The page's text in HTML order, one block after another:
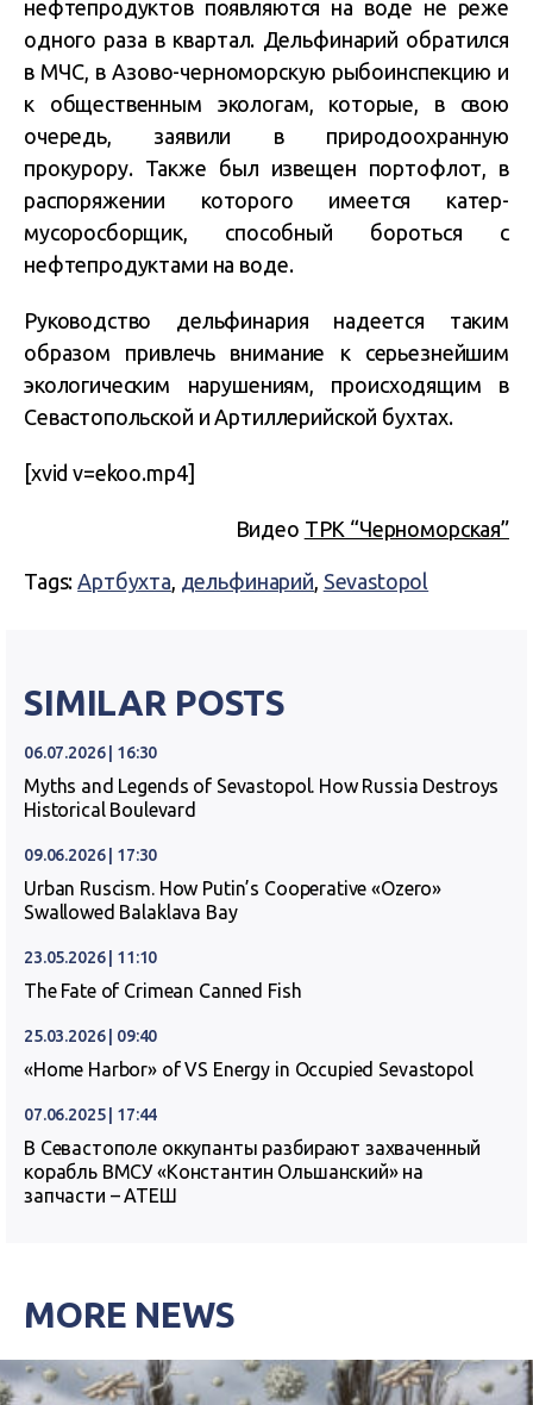
нефтепродуктов появляются на воде не реже
одного раза в квартал. Дельфинарий обратился
в МЧС, в Азово-черноморскую рыбоинспекцию и
к общественным экологам, которые, в свою
очередь, заявили в природоохранную
прокурору. Также был извещен портофлот, в
распоряжении которого имеется катер-
мусоросборщик, способный бороться с
нефтепродуктами на воде.
Руководство дельфинария надеется таким
образом привлечь внимание к серьезнейшим
экологическим нарушениям, происходящим в
Севастопольской и Артиллерийской бухтах.
[xvid v=ekoo.mp4]
Видео ТРК “Черноморская”
Tags:Артбухта, дельфинарий, Sevastopol
SIMILAR POSTS
06.07.2026 | 16:30
Myths and Legends of Sevastopol. How Russia Destroys
Historical Boulevard
09.06.2026 | 17:30
Urban Ruscism. How Putin’s Cooperative «Ozero»
Swallowed Balaklava Bay
23.05.2026 | 11:10
The Fate of Crimean Canned Fish
25.03.2026 | 09:40
«Home Harbor» of VS Energy in Occupied Sevastopol
07.06.2025 | 17:44
В Севастополе оккупанты разбирают захваченный
корабль ВМСУ «Константин Ольшанский» на
запчасти – АТЕШ
MORE NEWS